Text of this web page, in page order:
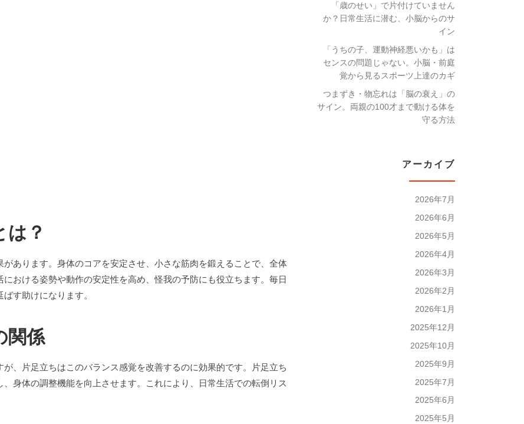
は？
あります。身体のコアを安定させ、小さな筋肉を鍛えることで、全体
おける姿勢や動作の安定性を高め、怪我の予防にも役立ちます。毎日
す助けになります。
関係
、片足立ちはこのバランス感覚を改善するのに効果的です。片足立ち
身体の調整機能を向上させます。これにより、日常生活での転倒リス
「歳のせい」で片付けていません
か？日常生活に潜む、小脳からのサ
イン
「うちの子、運動神経悪いかも」は
センスの問題じゃない。小脳・前庭
覚から見るスポーツ上達のカギ
つまずき・物忘れは「脳の衰え」の
サイン。両親の100才まで動ける体を
守る方法
アーカイブ
2026年7月
2026年6月
2026年5月
2026年4月
2026年3月
2026年2月
2026年1月
2025年12月
2025年10月
2025年9月
2025年7月
2025年6月
2025年5月